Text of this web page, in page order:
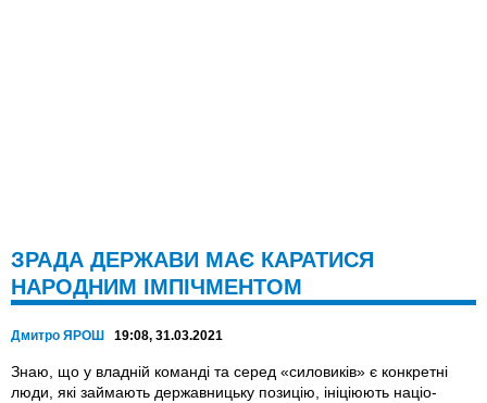
ЗРАДА ДЕРЖАВИ МАЄ КАРАТИСЯ
НАРОДНИМ ІМПІЧМЕНТОМ
Дмитро ЯРОШ 19:08, 31.03.2021
Знаю, що у владній команді та серед «силовиків» є конкретні
люди, які займають державницьку позицію, ініціюють націо-